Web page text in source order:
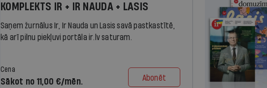
KOMPLEKTS IR + IR NAUDA + LASIS
Saņem žurnālus Ir, Ir Nauda un Lasis savā pastkastītē,
kā arī pilnu piekļuvi portāla ir.lv saturam.
Cena
Sākot no 11,00 €/mēn. Abonēt